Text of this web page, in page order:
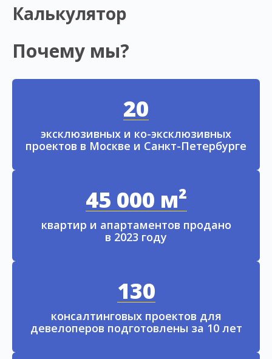
Калькулятор
Почему мы?
20
эксклюзивных и ко-эксклюзивных
проектов в Москве и Санкт-Петербурге
45 000 м²
квартир и апартаментов продано
в 2023 году
130
консалтинговых проектов для
девелоперов подготовлены за 10 лет